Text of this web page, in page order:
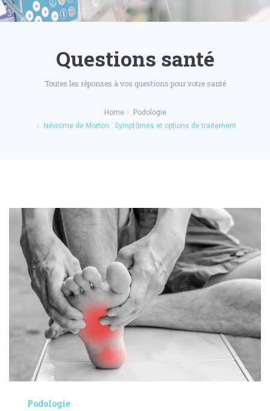
Questions santé
Toutes les réponses à vos questions pour votre santé
Home
Podologie
Névrome de Morton : Symptômes et options de traitement
Podologie